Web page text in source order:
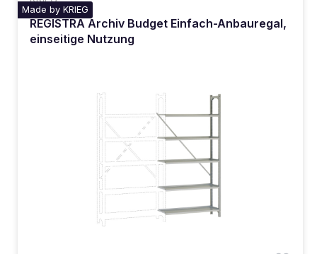
Made by KRIEG
REGISTRA Archiv Budget Einfach-Anbauregal,
einseitige Nutzung